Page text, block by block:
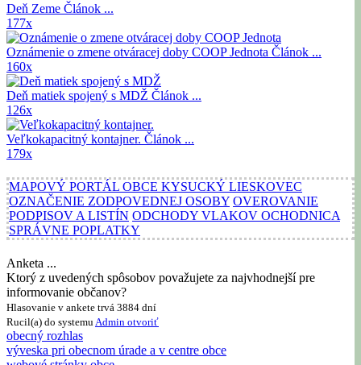
Deň Zeme Článok ...
177x
Oznámenie o zmene otváracej doby COOP Jednota Článok ...
160x
Deň matiek spojený s MDŽ Článok ...
126x
Veľkokapacitný kontajner. Článok ...
179x
MAPOVÝ PORTÁL OBCE KYSUCKÝ LIESKOVEC
OZNAČENIE ZODPOVEDNEJ OSOBY OVEROVANIE
PODPISOV A LISTÍN ODCHODY VLAKOV OCHODNICA
SPRÁVNE POPLATKY
Anketa ...
Ktorý z uvedených spôsobov považujete za najvhodnejší pre
informovanie občanov?
Hlasovanie v ankete trvá 3884 dní
Rucil(a) do systemu Admin otvoriť
obecný rozhlas
výveska pri obecnom úrade a v centre obce